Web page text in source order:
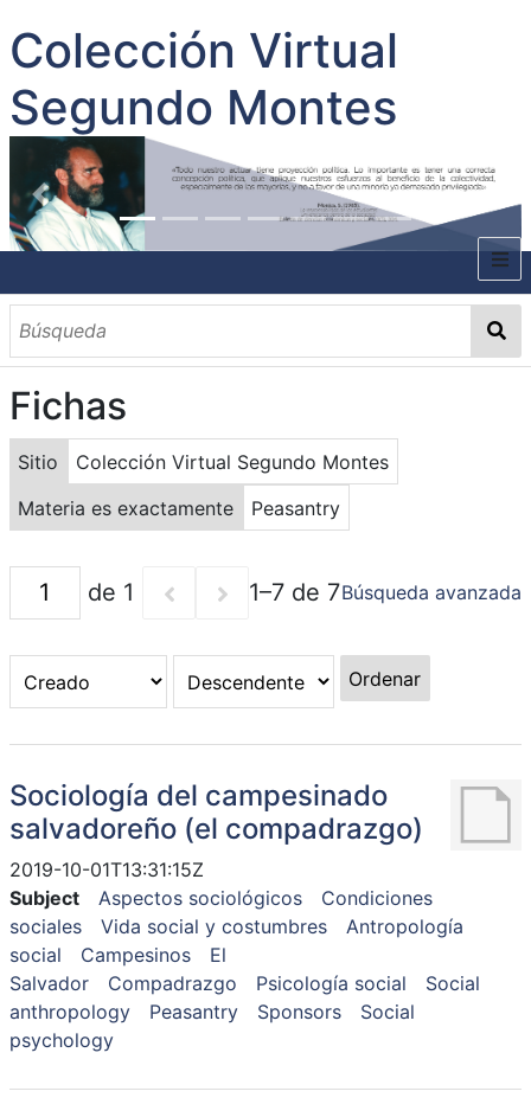
Colección Virtual
Segundo Montes
INICIO
SOBRE EL AUTOR
CONTENIDO
TODOS LOS DOCUMENTOS
CATEGORIAS
OBRAS SOBRE EL AUTOR P. SEGUNDO MONTES
MATERIAS
PALABRAS CLAVES
MULTIMEDIA
GALERÍA
Fichas
Sitio
Colección Virtual Segundo Montes
Materia es exactamente
Peasantry
de 1 1–7 de 7Búsqueda avanzada
Ordenar
Sociología del campesinado
salvadoreño (el compadrazgo)
2019-10-01T13:31:15Z
Subject
Aspectos sociológicos
Condiciones
sociales
Vida social y costumbres
Antropología
social
Campesinos
El
Salvador
Compadrazgo Psicología social
Social
anthropology
Peasantry Sponsors
Social
psychology